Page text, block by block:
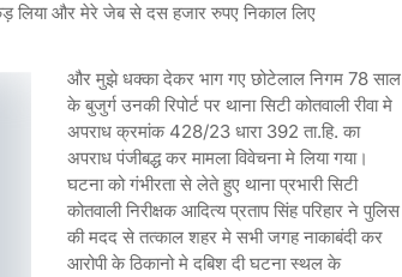
लिया और मेरे जेब से दस हजार रुपए निकाल लिए
और मुझे धक्का देकर भाग गए छोटेलाल निगम 78 साल
के बुजुर्ग उनकी रिपोर्ट पर थाना सिटी कोतवाली रीवा मे
अपराध क्रमांक 428/23 धारा 392 ता.हि. का
अपराध पंजीबद्ध कर मामला विवेचना मे लिया गया।
घटना को गंभीरता से लेते हुए थाना प्रभारी सिटी
कोतवाली निरीक्षक आदित्य प्रताप सिंह परिहार ने पुलिस
की मदद से तत्काल शहर मे सभी जगह नाकाबंदी कर
आरोपी के ठिकानो मे दबिश दी घटना स्थल के